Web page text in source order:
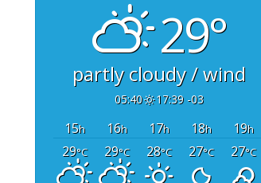
29°
partly cloudy / wind
05:40 17:39 -03
15h 16h 17h 18h 19h
29°C 29°C 28°C 27°C 27°C